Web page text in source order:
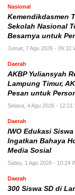
Nasional
Kemendikdasmen
Sekolah Nasional
Besarnya untuk
Jumat, 7 Agu 2026 - 09:32
Daerah
AKBP Yuliansyah
Lampung Timur,
Pesan untuk
Selasa, 4 Agu 2026 - 12:21
Daerah
IWO Edukasi
Ingatkan Bahaya
Media Sosial
Sabtu, 1 Agu 2026 - 10:24
Daerah
300 Siswa SD di